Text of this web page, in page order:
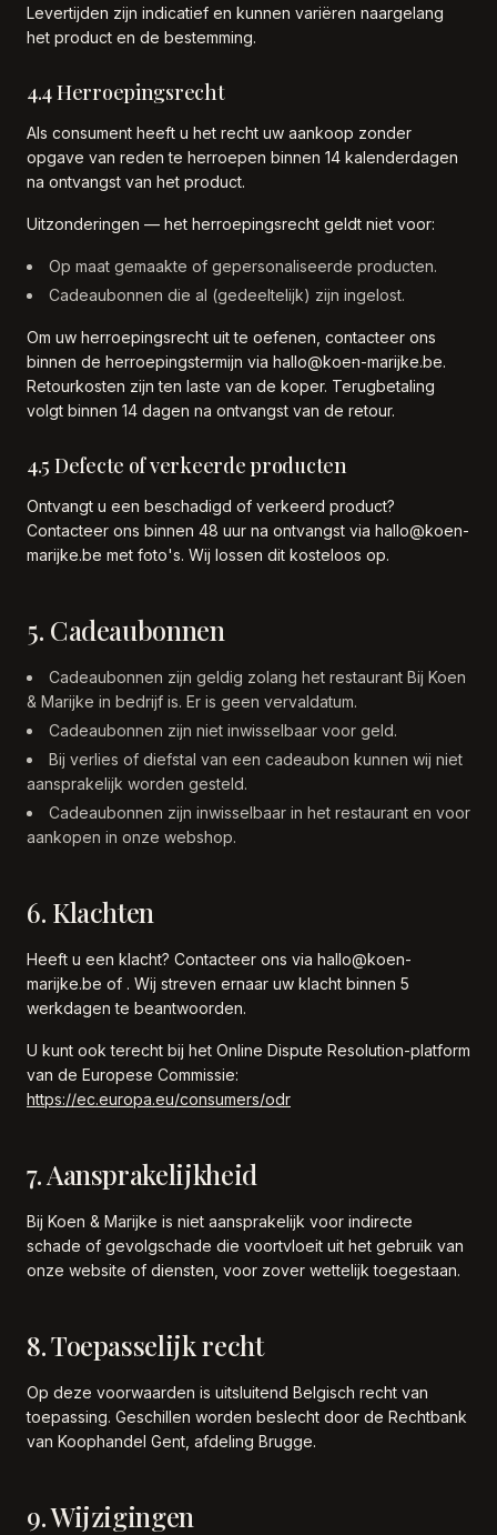
Levertijden zijn indicatief en kunnen variëren naargelang
het product en de bestemming.
4.4 Herroepingsrecht
Als consument heeft u het recht uw aankoop zonder
opgave van reden te herroepen binnen 14 kalenderdagen
na ontvangst van het product.
Uitzonderingen — het herroepingsrecht geldt niet voor:
Op maat gemaakte of gepersonaliseerde producten.
Cadeaubonnen die al (gedeeltelijk) zijn ingelost.
Om uw herroepingsrecht uit te oefenen, contacteer ons
binnen de herroepingstermijn via hallo@koen-marijke.be.
Retourkosten zijn ten laste van de koper. Terugbetaling
volgt binnen 14 dagen na ontvangst van de retour.
4.5 Defecte of verkeerde producten
Ontvangt u een beschadigd of verkeerd product?
Contacteer ons binnen 48 uur na ontvangst via hallo@koen-
marijke.be met foto's. Wij lossen dit kosteloos op.
5. Cadeaubonnen
Cadeaubonnen zijn geldig zolang het restaurant Bij Koen
& Marijke in bedrijf is. Er is geen vervaldatum.
Cadeaubonnen zijn niet inwisselbaar voor geld.
Bij verlies of diefstal van een cadeaubon kunnen wij niet
aansprakelijk worden gesteld.
Cadeaubonnen zijn inwisselbaar in het restaurant en voor
aankopen in onze webshop.
6. Klachten
Heeft u een klacht? Contacteer ons via hallo@koen-
marijke.be of . Wij streven ernaar uw klacht binnen 5
werkdagen te beantwoorden.
U kunt ook terecht bij het Online Dispute Resolution-platform
van de Europese Commissie:
https://ec.europa.eu/consumers/odr
7. Aansprakelijkheid
Bij Koen & Marijke is niet aansprakelijk voor indirecte
schade of gevolgschade die voortvloeit uit het gebruik van
onze website of diensten, voor zover wettelijk toegestaan.
8. Toepasselijk recht
Op deze voorwaarden is uitsluitend Belgisch recht van
toepassing. Geschillen worden beslecht door de Rechtbank
van Koophandel Gent, afdeling Brugge.
9. Wijzigingen